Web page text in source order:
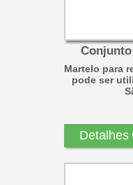
Martelo para
pode ser
Detalhes